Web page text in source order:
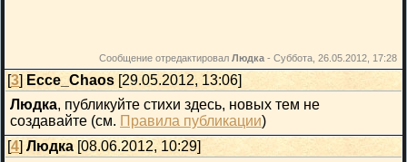
Сообщение отредактировал Людка - Суббота, 26.05.2012, 17:28
[3] Ecce_Chaos [29.05.2012, 13:06]
Людка, публикуйте стихи здесь, новых тем не
создавайте (см. Правила публикации)
[4] Людка [08.06.2012, 10:29]